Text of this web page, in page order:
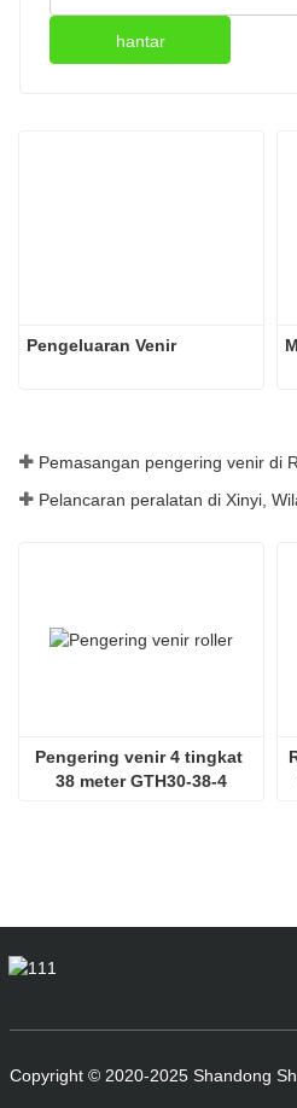
hantar
Pengeluaran Venir
Pengering venir 4 tingkat
38 meter GTH30-38-4
Copyright © 2020-2025 Shandong